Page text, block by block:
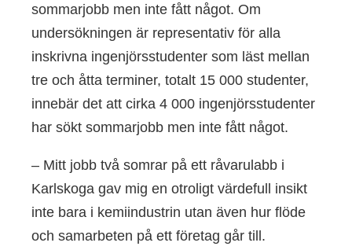
sommarjobb men inte fått något. Om
undersökningen är representativ för alla
inskrivna ingenjörsstudenter som läst mellan
tre och åtta terminer, totalt 15 000 studenter,
innebär det att cirka 4 000 ingenjörsstudenter
har sökt sommarjobb men inte fått något.
– Mitt jobb två somrar på ett råvarulabb i
Karlskoga gav mig en otroligt värdefull insikt
inte bara i kemiindustrin utan även hur flöde
och samarbeten på ett företag går till.